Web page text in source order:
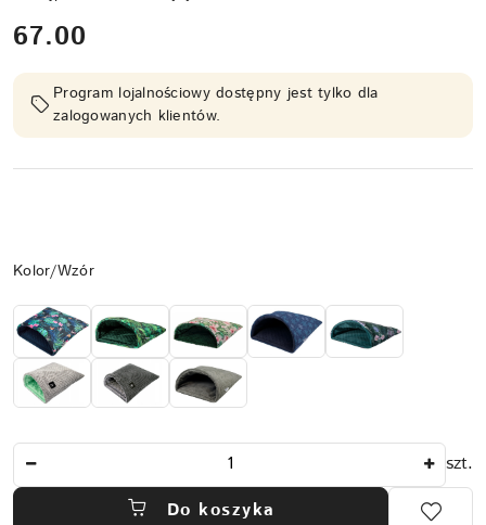
cena:
67.00
Program lojalnościowy dostępny jest tylko dla
zalogowanych klientów.
Wariant
Kolor/Wzór
szt.
Do koszyka